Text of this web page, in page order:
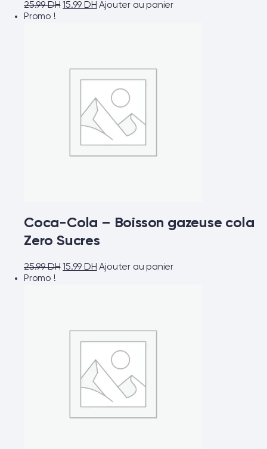
25.99DH 15.99 DH Ajouter au panier
Promo !
Coca-Cola – Boisson gazeuse cola
Zero Sucres
25.99DH 15.99 DH Ajouter au panier
Promo !